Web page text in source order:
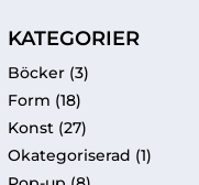
KATEGORIER
Böcker(3)
Form (18)
Konst (27)
Okategoriserad (1)